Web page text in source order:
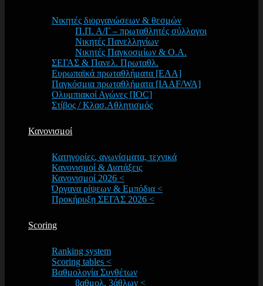
Νικητές διοργανώσεων & θεσμών
Π.Π. Α/Γ – πρωταθλητές σύλλογοι
Νικητές Πανελληνίων
Νικητές Παγκοσμίων & Ο.Α.
ΣΕΓΑΣ & Πανελ. Πρωταθλ.
Ευρωπαϊκά πρωταθλήματα [EAA]
Παγκόσμια πρωταθλήματα [IAAF/WA]
Ολυμπιακοί Αγώνες [IOC]
Στίβος / Κλασ.Αθλητισμός
Κανονισμοί
Κατηγορίες, αγωνίσματα, τεχνικά
Κανονισμοί & Διατάξεις
Κανονισμοί 2026 <
Όργανα ρίψεων & Εμπόδια <
Προκήρυξη ΣΕΓΑΣ 2026 <
Scoring
Ranking system
Scoring tables <
Βαθμολογία Συνθέτων
βαθμολ. 3άθλων <